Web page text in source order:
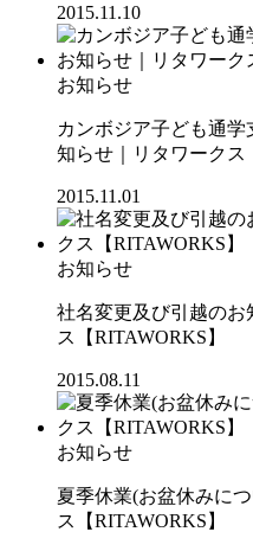
2015.11.10
お知らせ
カンボジア子ども通
知らせ｜リタワークス
2015.11.01
お知らせ
社名変更及び引越のお
ス【RITAWORKS】
2015.08.11
お知らせ
夏季休業(お盆休みに
ス【RITAWORKS】